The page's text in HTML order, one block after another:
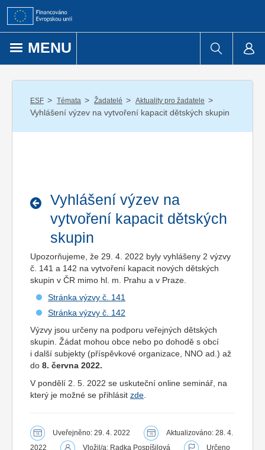
Přejít k obsahu
MENU
ESF / Témata / Žadatelé / Aktuality pro žadatele /
Vyhlášení výzev na vytvoření kapacit dětských skupin
Vyhlášení výzev na
vytvoření kapacit dětských
skupin
Upozorňujeme, že 29. 4. 2022 byly vyhlášeny 2 výzvy
č. 141 a 142 na vytvoření kapacit nových dětských
skupin v ČR mimo hl. m. Prahu a v Praze.
Stránka výzvy č. 141
Stránka výzvy č. 142
Výzvy jsou určeny na podporu veřejných dětských
skupin. Žádat mohou obce nebo po dohodě s obcí
i další subjekty (příspěvkové organizace, NNO ad.) až
do 8. června 2022.
V pondělí 2. 5. 2022 se uskuteční online seminář, na
který je možné se přihlásit zde
Uveřejněno: 29. 4. 2022
Aktualizováno: 28. 4.
2022
Vložil/a: Radka Pospíšilová
Určeno